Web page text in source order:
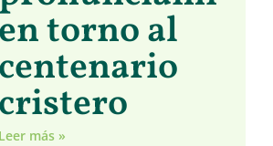
en torno al
centenario
cristero
Leer más »